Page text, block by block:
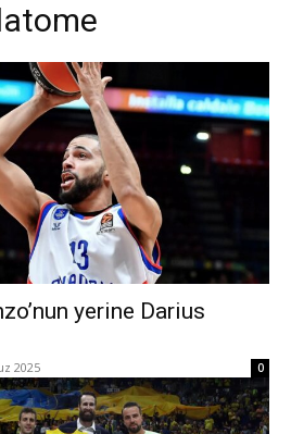
yerine Darius
2025 0